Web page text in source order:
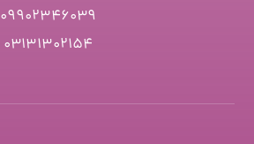
۰۹۹۰۲۳۴۶۰۳۹
۰۳۱۳۱۳۰۲۱۵۴